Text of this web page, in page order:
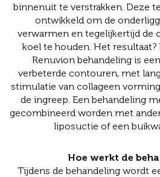
binnenuit te verstrakken. Deze
ontwikkeld om de
verwarmen en tegelijkertijd de
koel te houden. Het resultaat?
Renuvion behandeling is
verbeterde contouren, met
stimulatie van collageen
de ingreep. Een behandeling
gecombineerd worden met
liposuctie of een
Hoe werkt de
Tijdens de behandeling wordt